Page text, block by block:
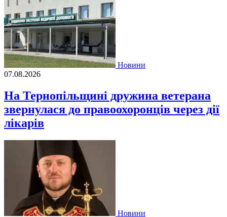
Новини
07.08.2026
На Тернопільщині дружина ветерана
звернулася до правоохоронців через дії
лікарів
Новини